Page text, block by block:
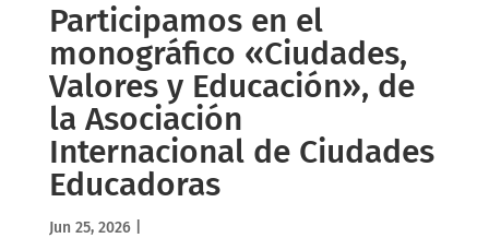
Participamos en el
monográfico «Ciudades,
Valores y Educación», de
la Asociación
Internacional de Ciudades
Educadoras
Jun 25, 2026|